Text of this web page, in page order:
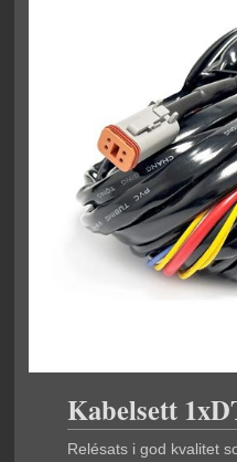
Kabelsett
Relésats i god kvalitet